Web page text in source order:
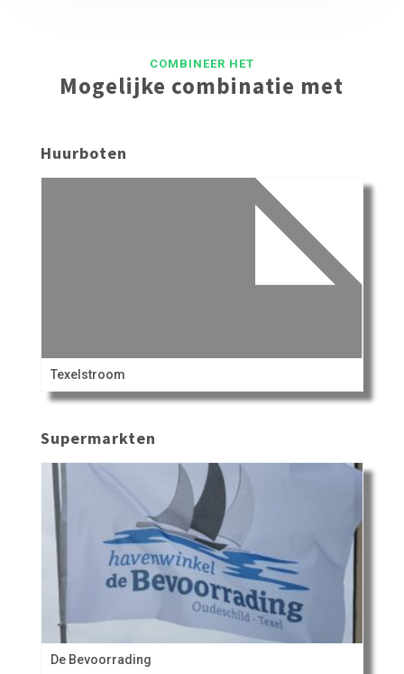
COMBINEER HET
Mogelijke combinatie met
Huurboten
Texelstroom
Supermarkten
De Bevoorrading